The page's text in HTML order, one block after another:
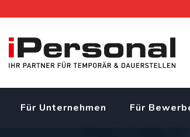
content
Für Unternehmen Für